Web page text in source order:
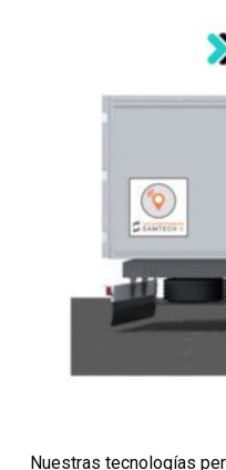
Nuestras tecnologías